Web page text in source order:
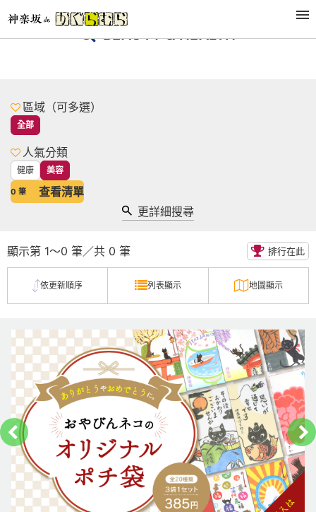
BEAUTY & HEALTH
區域（可多選）
全部
人氣分類
健康 美容
0 筆 查看清單
更詳細搜尋
顯示第 1～0 筆／共 0 筆 排行在此
依更新順序 列表顯示 地圖顯示